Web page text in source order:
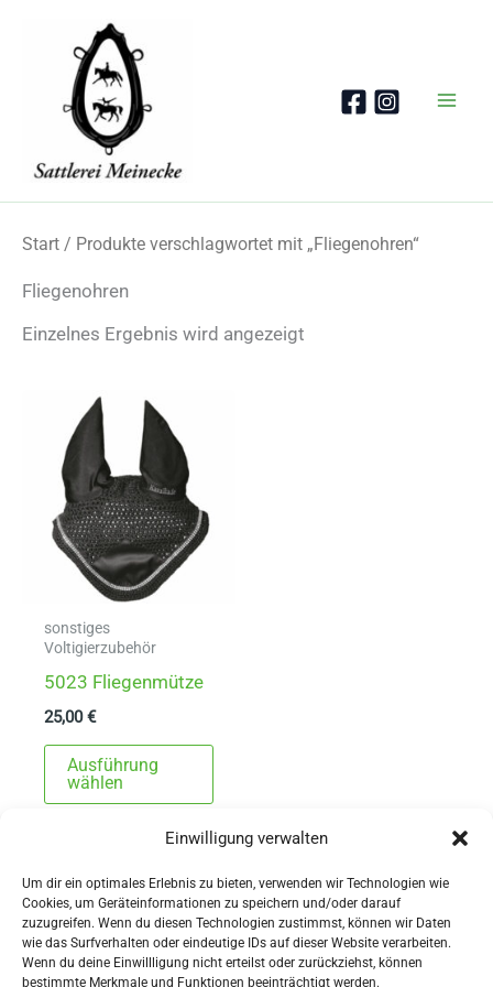
Einwilligung verwalten
Um dir ein optimales Erlebnis zu bieten, verwenden wir Technologien wie
Cookies, um Geräteinformationen zu speichern und/oder darauf
zuzugreifen. Wenn du diesen Technologien zustimmst, können wir Daten
wie das Surfverhalten oder eindeutige IDs auf dieser Website verarbeiten.
Wenn du deine Einwillligung nicht erteilst oder zurückziehst, können
bestimmte Merkmale und Funktionen beeinträchtigt werden.
Start / Produkte verschlagwortet mit „Fliegenohren“
Fliegenohren
Einzelnes Ergebnis wird angezeigt
sonstiges
Voltigierzubehör
5023 Fliegenmütze
25,00€
Ausführung
wählen
Dieses
mehrere
Varianten
auf.
Die
Optionen
AGBs